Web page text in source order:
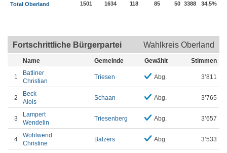
Total Oberland 1501 1634 118 85 50 3388 34.5%
Fortschrittliche Bürgerpartei Wahlkreis Oberland
Name Gemeinde Gewählt Stimmen
1
Batliner
Christian
Triesen Abg. 3’811
2
Beck
Alois
Schaan Abg. 3’765
3
Lampert
Wendelin
Triesenberg Abg. 3’657
4
Wohlwend
Christine
Balzers Abg. 3’533